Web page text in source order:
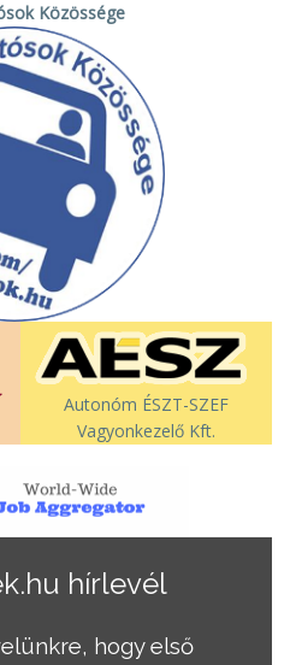
Közössége
Autonóm ÉSZT-SZEF
Vagyonkezelő Kft.
hírlevél
hogy első